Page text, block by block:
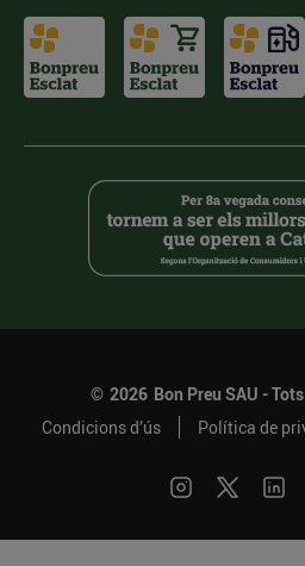
© 2026 Bon Preu SAU -
Condicions d’ús
Política de